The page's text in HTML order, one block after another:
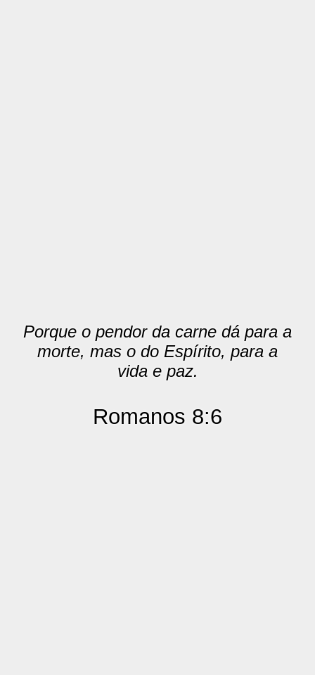
Porque o pendor da carne dá para a
morte, mas o do Espírito, para a
vida e paz.
Romanos 8:6